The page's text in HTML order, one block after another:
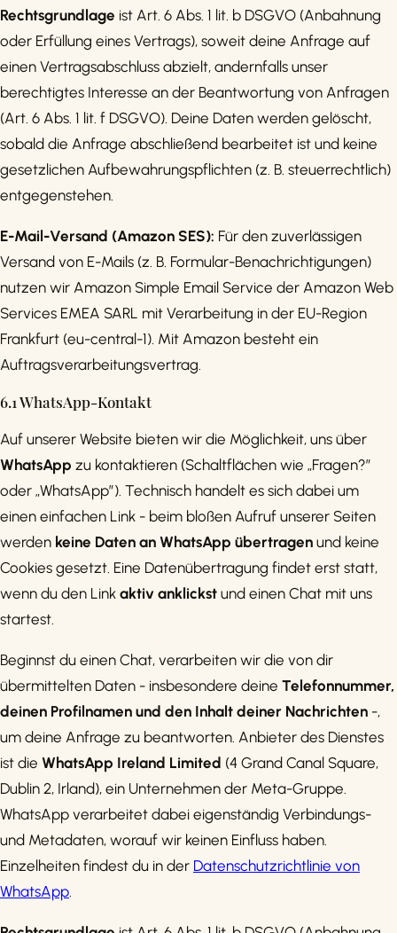
Rechtsgrundlage ist Art. 6 Abs. 1 lit. b DSGVO (Anbahnung
oder Erfüllung eines Vertrags), soweit deine Anfrage auf
einen Vertragsabschluss abzielt, andernfalls unser
berechtigtes Interesse an der Beantwortung von Anfragen
(Art. 6 Abs. 1 lit. f DSGVO). Deine Daten werden gelöscht,
sobald die Anfrage abschließend bearbeitet ist und keine
gesetzlichen Aufbewahrungspflichten (z. B. steuerrechtlich)
entgegenstehen.
E-Mail-Versand (Amazon SES): Für den zuverlässigen
Versand von E-Mails (z. B. Formular-Benachrichtigungen)
nutzen wir Amazon Simple Email Service der Amazon Web
Services EMEA SARL mit Verarbeitung in der EU-Region
Frankfurt (eu-central-1). Mit Amazon besteht ein
Auftragsverarbeitungsvertrag.
6.1 WhatsApp-Kontakt
Auf unserer Website bieten wir die Möglichkeit, uns über
WhatsApp zu kontaktieren (Schaltflächen wie „Fragen?”
oder „WhatsApp”). Technisch handelt es sich dabei um
einen einfachen Link - beim bloßen Aufruf unserer Seiten
werden keine Daten an WhatsApp übertragen und keine
Cookies gesetzt. Eine Datenübertragung findet erst statt,
wenn du den Link aktiv anklickst und einen Chat mit uns
startest.
Beginnst du einen Chat, verarbeiten wir die von dir
übermittelten Daten - insbesondere deine Telefonnummer,
deinen Profilnamen und den Inhalt deiner Nachrichten -,
um deine Anfrage zu beantworten. Anbieter des Dienstes
ist die WhatsApp Ireland Limited (4 Grand Canal Square,
Dublin 2, Irland), ein Unternehmen der Meta-Gruppe.
WhatsApp verarbeitet dabei eigenständig Verbindungs-
und Metadaten, worauf wir keinen Einfluss haben.
Einzelheiten findest du in der Datenschutzrichtlinie von
WhatsApp.